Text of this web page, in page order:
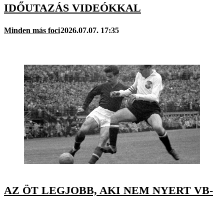
IDŐUTAZÁS VIDEÓKKAL
Minden más foci2026.07.07. 17:35
AZ ÖT LEGJOBB, AKI NEM NYERT VB-